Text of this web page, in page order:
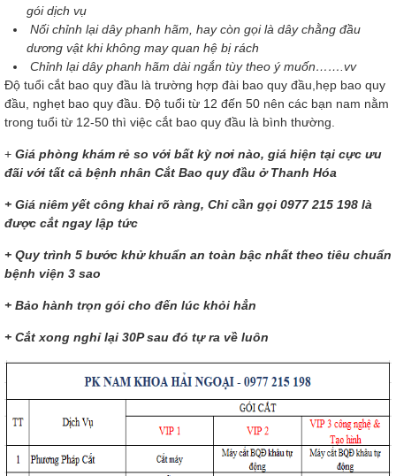
gói dịch vụ
Nối chỉnh lại dây phanh hãm, hay còn gọi là dây chằng đầu
dương vật khi không may quan hệ bị rách
Chỉnh lại dây phanh hãm dài ngắn tùy theo ý muốn…….vv
Độ tuổi cắt bao quy đầu là trường hợp đài bao quy đầu,hẹp bao quy
đầu, nghẹt bao quy đầu. Độ tuổi từ 12 đến 50 nên các bạn nam nằm
trong tuổi từ 12-50 thì việc cắt bao quy đầu là bình thường.
+ Giá phòng khám rẻ so với bất kỳ nơi nào, giá hiện tại cực ưu
đãi với tất cả bệnh nhân Cắt Bao quy đầu ở Thanh Hóa
+ Giá niêm yết công khai rõ ràng, Chỉ cần gọi 0977 215 198 là
được cắt ngay lập tức
+ Quy trình 5 bước khử khuẩn an toàn bậc nhất theo tiêu chuẩn
bệnh viện 3 sao
+ Bảo hành trọn gói cho đến lúc khỏi hẳn
+ Cắt xong nghỉ lại 30P sau đó tự ra về luôn